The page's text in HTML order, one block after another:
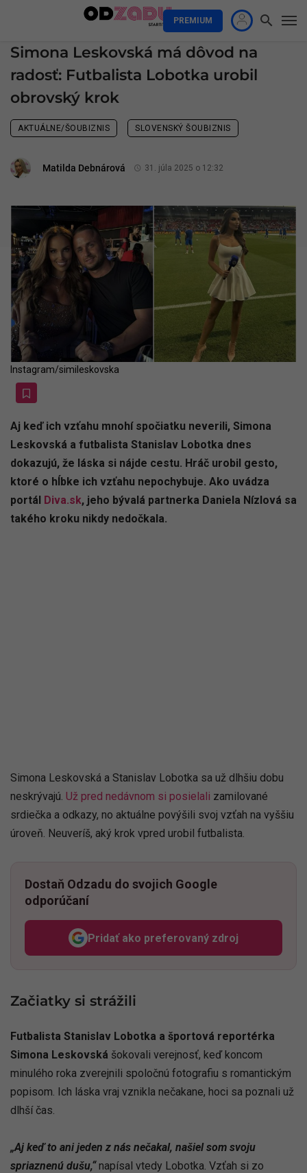
PREMIUM
Simona Leskovská má dôvod na
radosť: Futbalista Lobotka urobil
obrovský krok
AKTUÁLNE/ŠOUBIZNIS SLOVENSKÝ ŠOUBIZNIS
Matilda Debnárová 31. júla 2025 o 12:32
Instagram/simileskovska
Aj keď ich vzťahu mnohí spočiatku neverili, Simona
Leskovská a futbalista Stanislav Lobotka dnes
dokazujú, že láska si nájde cestu. Hráč urobil gesto,
ktoré o hĺbke ich vzťahu nepochybuje. Ako uvádza
portál Diva.sk, jeho bývalá partnerka Daniela Nízlová sa
takého kroku nikdy nedočkala.
Simona Leskovská a Stanislav Lobotka sa už dlhšiu dobu
neskrývajú. Už pred nedávnom si posielali zamilované
srdiečka a odkazy, no aktuálne povýšili svoj vzťah na vyššiu
úroveň. Neuveríš, aký krok vpred urobil futbalista.
Dostaň Odzadu do svojich Google
odporúčaní
Pridať ako preferovaný zdroj
Odzadu, odkaz sa otvorí v
Začiatky si strážili
Futbalista Stanislav Lobotka a športová reportérka
Simona Leskovská šokovali verejnosť, keď koncom
minulého roka zverejnili spoločnú fotografiu s romantickým
popisom. Ich láska vraj vznikla nečakane, hoci sa poznali už
dlhší čas.
„Aj keď to ani jeden z nás nečakal, našiel som svoju
spriaznenú dušu,“napísal vtedy Lobotka. Vzťah si zo